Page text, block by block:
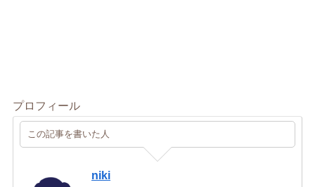
プロフィール
この記事を書いた人
niki